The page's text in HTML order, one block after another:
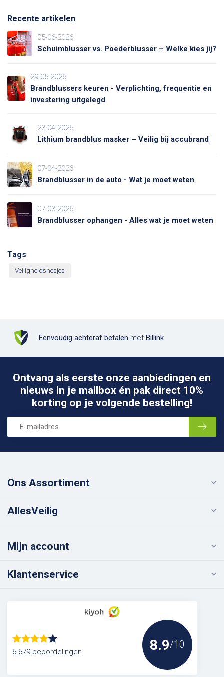
Recente artikelen
05-06-2026
Schuimblusser vs. Poederblusser – Welke kies jij?
29-05-2026
Brandblussers keuren - Verplichting, frequentie en
investering uitgelegd
23-04-2026
Lithium brandblus masker – Veilig bij accubrand
07-04-2026
Brandblusser in de auto - Wat je moet weten
07-03-2026
Brandblusser ophangen - Alles wat je moet weten
Tags
Veiligheidshesjes
Eenvoudig achteraf betalen met Billink
Ontvang als eerste onze aanbiedingen en
nieuws in je mailbox én pak direct 10%
korting op je volgende bestelling!
Ons Assortiment
AllesVeilig
Mijn account
Klantenservice
6.679 beoordelingen 8.9/10